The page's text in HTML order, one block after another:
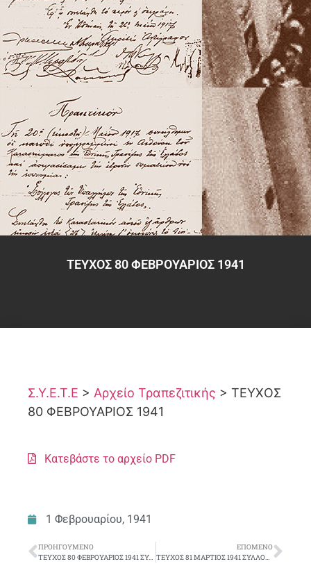
ΤΕΥΧΟΣ 80 ΦΕΒΡΟΥΑΡΙΟΣ 1941
Σ.Υ.Ε.Τ.Ε > Αρχείο Τραπεζιτικής > ΤΕΥΧΟΣ
80 ΦΕΒΡΟΥΑΡΙΟΣ 1941
Κατεβάστε το αρχείο PDF
1 Φεβρουαρίου, 1941
ΠΡΟΗΓΟΎΜΕΝΟ
ΤΕΥΧΟΣ 80 ΦΕΒΡΟΥΑΡΙΟΣ 1941 ΣΥΛΛΟΓΙΚΟ ΔΕΛΤΙΟ
ΕΠΌΜΕΝΟ
ΤΕΥΧΟΣ 81 ΜΑΡΤΙΟΣ 1941 ΣΥΛΛΟΓΙΚΟ ΔΕΛΤΙΟ